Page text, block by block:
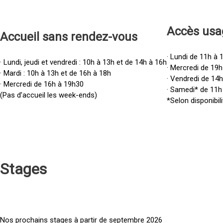
Accueil sans rendez-vous
· Lundi, jeudi et vendredi : 10h à 13h et de 14h à 16h
· Mardi : 10h à 13h et de 16h à 18h
· Mercredi de 16h à 19h30
(Pas d’accueil les week-ends)
Accès u
· Lundi de 11h à
· Mercredi de
· Vendredi de
· Samedi* de
*Selon
Stages
Nos prochains stages à partir de septembre 2026